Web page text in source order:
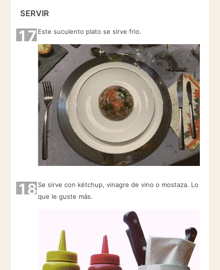
SERVIR
17 Este suculento plato se sirve frio.
18 Se sirve con kétchup, vinagre de vino o mostaza. Lo
que le guste más.